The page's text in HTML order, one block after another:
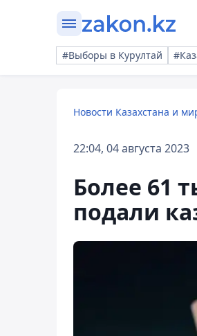
#Выборы в Курултай
Новости Казахстана и
22:04, 04 августа 2023
Более 61
подали